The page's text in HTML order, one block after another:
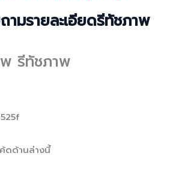
มรายละเอียดรีทัชภาพ
รีทัชภาพ
ดด้านล่างนี้